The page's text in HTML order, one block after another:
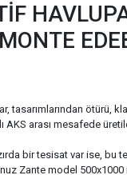
tasarımlarından ötürü,
AKS arası mesafede
bir tesisat var ise, bu
Zante model